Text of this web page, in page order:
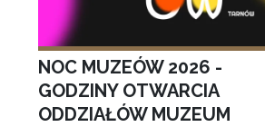
NOC MUZEÓW 2026 -
GODZINY OTWARCIA
ODDZIAŁÓW MUZEUM